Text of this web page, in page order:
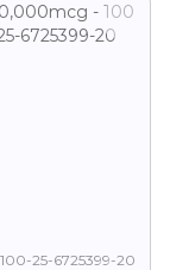
25-6725399-20